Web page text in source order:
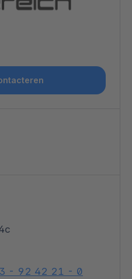
- 92 42 21 - 0